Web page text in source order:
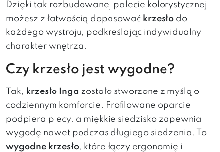
Dzięki tak rozbudowanej palecie kolorystycznej
możesz z łatwością dopasować krzesło do
każdego wystroju, podkreślając indywidualny
charakter wnętrza.
Czy krzesło jest wygodne?
Tak, krzesło Inga zostało stworzone z myślą o
codziennym komforcie. Profilowane oparcie
podpiera plecy, a miękkie siedzisko zapewnia
wygodę nawet podczas długiego siedzenia. To
wygodne krzesło, które łączy ergonomię i